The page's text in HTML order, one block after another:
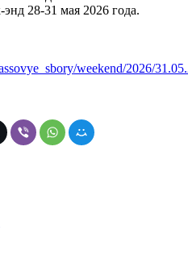
28-31 мая 2026 года.
weekend/2026/